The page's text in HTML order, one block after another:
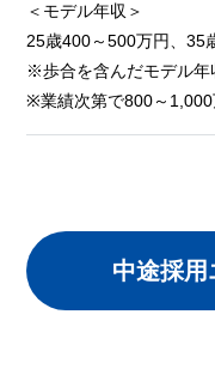
＜モデル年収＞
25歳400～500万円、35
※歩合を含んだモデル年
※業績次第で800～1,000
中途採用